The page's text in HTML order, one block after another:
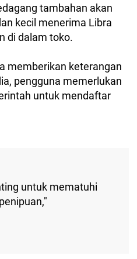
tambahan akan
kecil menerima Libra
di dalam toko.
memberikan keterangan
pengguna memerlukan
untuk mendaftar
untuk mematuhi